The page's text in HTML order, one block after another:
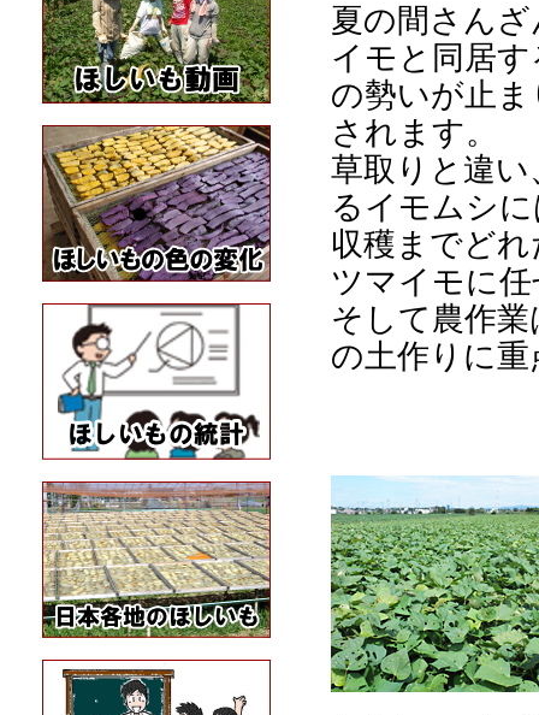
夏の間さん
イモと同居
の勢いが止
されます。
草取りと違
るイモムシ
収穫までど
ツマイモに
そして農作
の土作りに